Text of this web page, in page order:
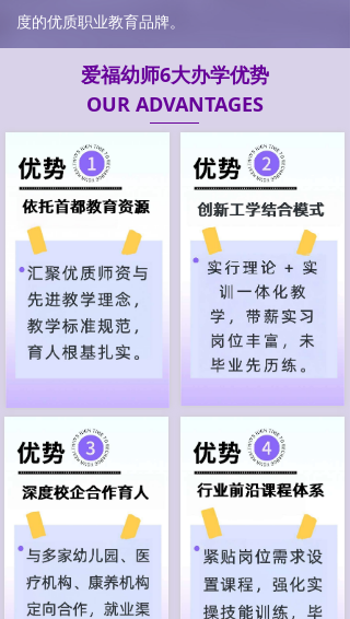
度的优质职业教育品牌。
爱福幼师6大办学优势
OUR ADVANTAGES